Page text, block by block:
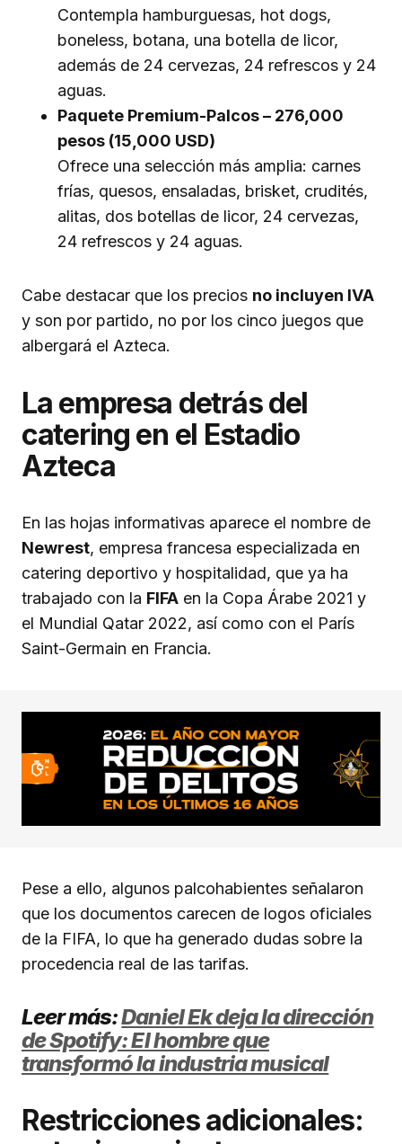
Contempla hamburguesas, hot dogs,
boneless, botana, una botella de licor,
además de 24 cervezas, 24 refrescos y 24
aguas.
Paquete Premium-Palcos – 276,000
pesos (15,000 USD)
Ofrece una selección más amplia: carnes
frías, quesos, ensaladas, brisket, crudités,
alitas, dos botellas de licor, 24 cervezas,
24 refrescos y 24 aguas.
Cabe destacar que los precios no incluyen IVA
y son por partido, no por los cinco juegos que
albergará el Azteca.
La empresa detrás del
catering en el Estadio
Azteca
En las hojas informativas aparece el nombre de
Newrest, empresa francesa especializada en
catering deportivo y hospitalidad, que ya ha
trabajado con la FIFA en la Copa Árabe 2021 y
el Mundial Qatar 2022, así como con el París
Saint-Germain en Francia.
Pese a ello, algunos palcohabientes señalaron
que los documentos carecen de logos oficiales
de la FIFA, lo que ha generado dudas sobre la
procedencia real de las tarifas.
Leer más:Daniel Ek deja la dirección
de Spotify: El hombre que
transformó la industria musical
Restricciones adicionales: